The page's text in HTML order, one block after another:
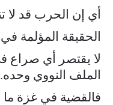
أي إن الحرب قد لا
الحقيقة المؤلمة
لا يقتصر أي
الملف النووي وحده.
فالقضية في غزة ما